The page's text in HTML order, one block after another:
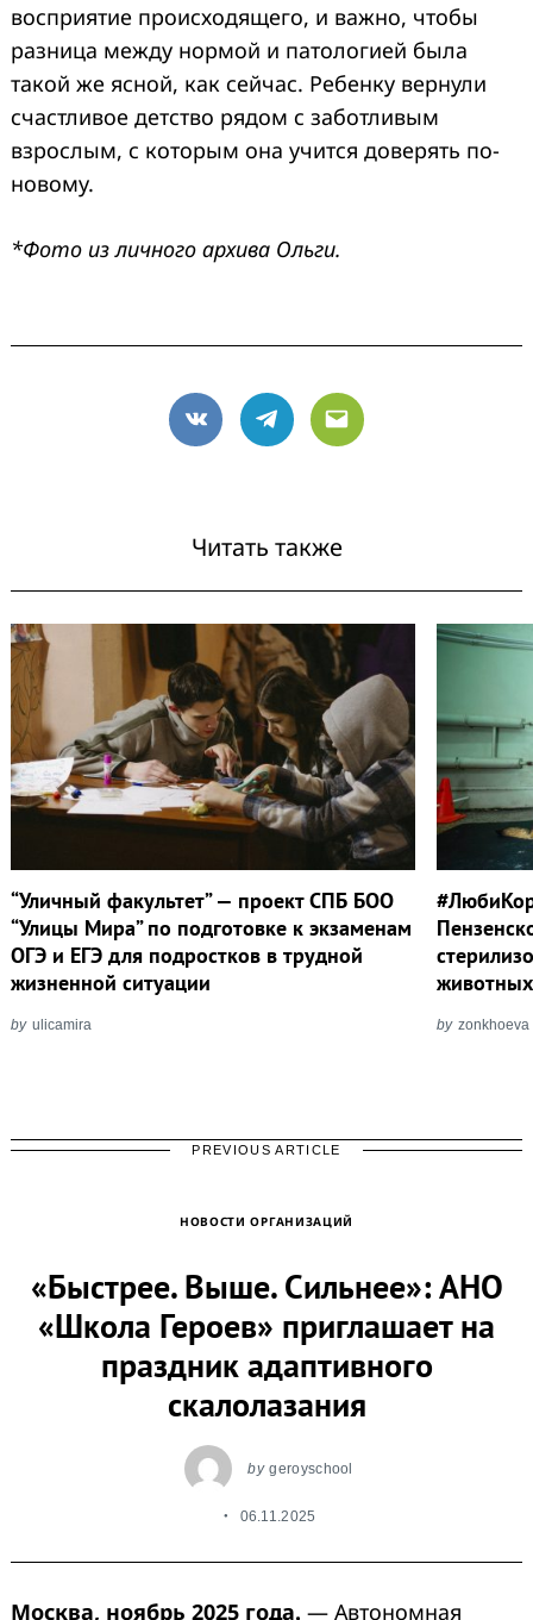
восприятие происходящего, и важно, чтобы
разница между нормой и патологией была
такой же ясной, как сейчас. Ребенку вернули
счастливое детство рядом с заботливым
взрослым, с которым она учится доверять по-
новому.
*Фото из личного архива Ольги.
VK Telegram
Email
Читать также
“Уличный факультет” — проект СПБ БОО
“Улицы Мира” по подготовке к экзаменам
ОГЭ и ЕГЭ для подростков в трудной
жизненной ситуации
by ulicamira
животных
by zonkhoeva
PREVIOUS ARTICLE
НОВОСТИ ОРГАНИЗАЦИЙ
«Быстрее. Выше. Сильнее»: АНО
«Школа Героев» приглашает на
праздник адаптивного
скалолазания
by geroyschool
06.11.2025
Москва, ноябрь 2025 года. — Автономная